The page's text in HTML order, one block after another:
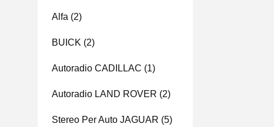
Alfa (2)
BUICK (2)
Autoradio CADILLAC (1)
Autoradio LAND ROVER (2)
Stereo Per Auto JAGUAR (5)